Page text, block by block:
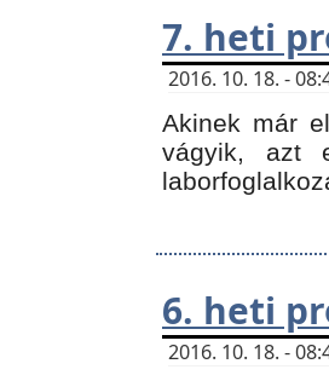
7. heti
2016. 10. 18. -
Akinek már
vágyik, azt
6. heti
2016. 10. 18. -